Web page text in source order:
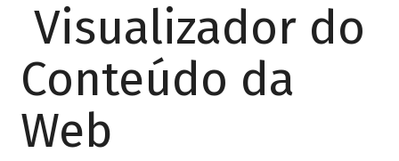
Visualizador do
Conteúdo da
Web